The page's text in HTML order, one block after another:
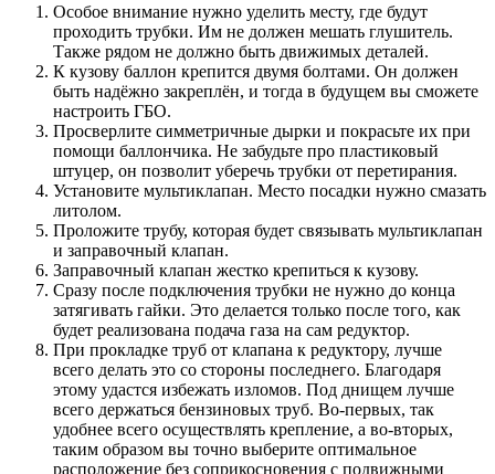
Особое внимание нужно уделить месту, где будут
проходить трубки. Им не должен мешать глушитель.
Также рядом не должно быть движимых деталей.
К кузову баллон крепится двумя болтами. Он должен
быть надёжно закреплён, и тогда в будущем вы сможете
настроить ГБО.
Просверлите симметричные дырки и покрасьте их при
помощи баллончика. Не забудьте про пластиковый
штуцер, он позволит уберечь трубки от перетирания.
Установите мультиклапан. Место посадки нужно смазать
литолом.
Проложите трубу, которая будет связывать мультиклапан
и заправочный клапан.
Заправочный клапан жестко крепиться к кузову.
Сразу после подключения трубки не нужно до конца
затягивать гайки. Это делается только после того, как
будет реализована подача газа на сам редуктор.
При прокладке труб от клапана к редуктору, лучше
всего делать это со стороны последнего. Благодаря
этому удастся избежать изломов. Под днищем лучше
всего держаться бензиновых труб. Во-первых, так
удобнее всего осуществлять крепление, а во-вторых,
таким образом вы точно выберите оптимальное
расположение без соприкосновения с подвижными